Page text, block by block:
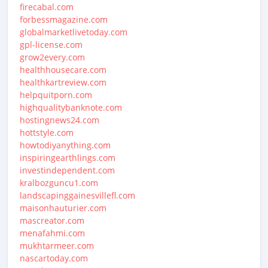
firecabal.com
forbessmagazine.com
globalmarketlivetoday.com
gpl-license.com
grow2every.com
healthhousecare.com
healthkartreview.com
helpquitporn.com
highqualitybanknote.com
hostingnews24.com
hottstyle.com
howtodiyanything.com
inspiringearthlings.com
investindependent.com
kralbozguncu1.com
landscapinggainesvillefl.com
maisonhauturier.com
mascreator.com
menafahmi.com
mukhtarmeer.com
nascartoday.com